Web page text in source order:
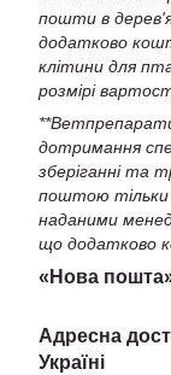
пошти в
додатково
клітини для
розмірі
дотримання
зберіганні та
поштою тільки
наданими
що додатково
«Нова
Адресна
Україні